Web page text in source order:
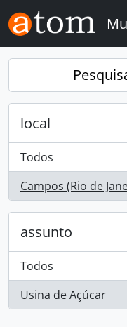
Skip to main content
local
Todos
Campos (Rio de
, 1 resultados
assunto
Todos
Usina de Açúcar
, 1 resultados